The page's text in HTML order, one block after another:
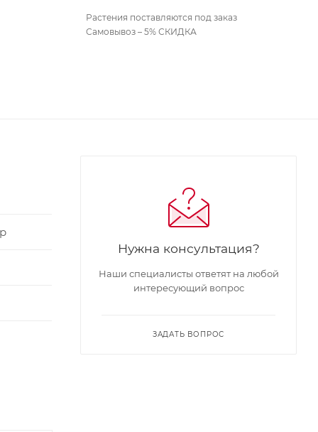
Растения поставляются под заказ
Самовывоз – 5% СКИДКА
Нужна консультация?
Наши специалисты ответят на любой
интересующий вопрос
ЗАДАТЬ ВОПРОС